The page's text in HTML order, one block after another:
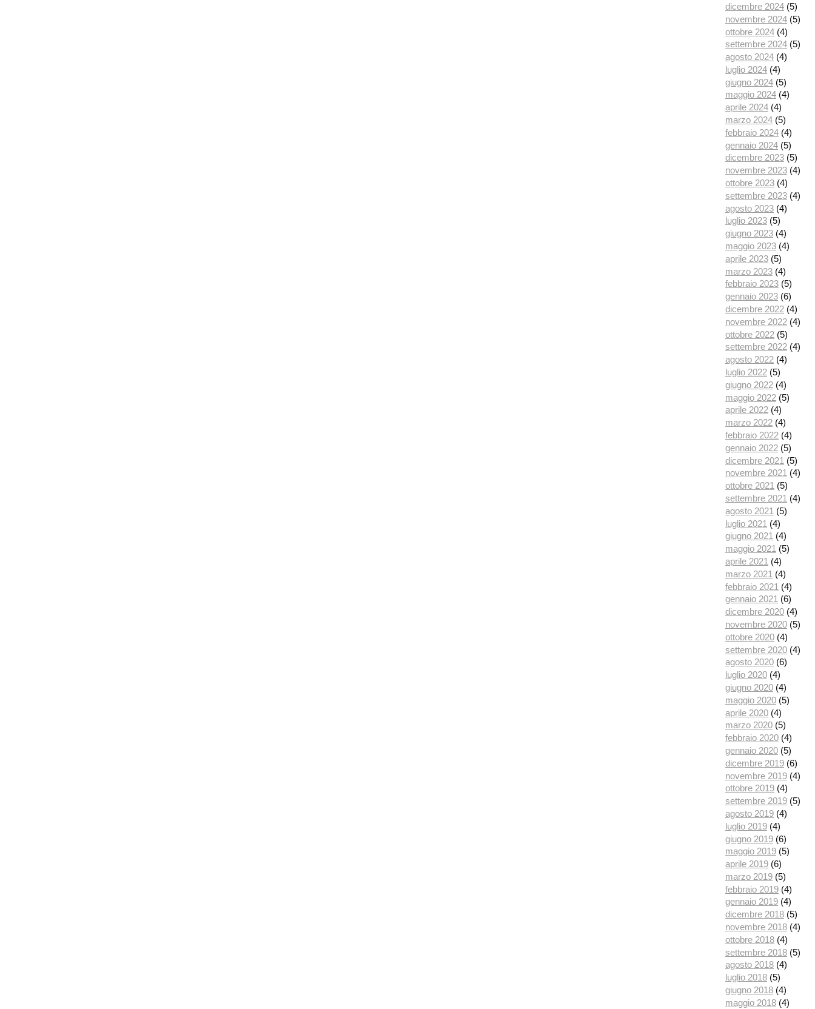
dicembre 2024 (5)
novembre 2024 (5)
ottobre 2024 (4)
settembre 2024 (5)
agosto 2024 (4)
luglio 2024 (4)
giugno 2024 (5)
maggio 2024 (4)
aprile 2024 (4)
marzo 2024 (5)
febbraio 2024 (4)
gennaio 2024 (5)
dicembre 2023 (5)
novembre 2023 (4)
ottobre 2023 (4)
settembre 2023 (4)
agosto 2023 (4)
luglio 2023 (5)
giugno 2023 (4)
maggio 2023 (4)
aprile 2023 (5)
marzo 2023 (4)
febbraio 2023 (5)
gennaio 2023 (6)
dicembre 2022 (4)
novembre 2022 (4)
ottobre 2022 (5)
settembre 2022 (4)
agosto 2022 (4)
luglio 2022 (5)
giugno 2022 (4)
maggio 2022 (5)
aprile 2022 (4)
marzo 2022 (4)
febbraio 2022 (4)
gennaio 2022 (5)
dicembre 2021 (5)
novembre 2021 (4)
ottobre 2021 (5)
settembre 2021 (4)
agosto 2021 (5)
luglio 2021 (4)
giugno 2021 (4)
maggio 2021 (5)
aprile 2021 (4)
marzo 2021 (4)
febbraio 2021 (4)
gennaio 2021 (6)
dicembre 2020 (4)
novembre 2020 (5)
ottobre 2020 (4)
settembre 2020 (4)
agosto 2020 (6)
luglio 2020 (4)
giugno 2020 (4)
maggio 2020 (5)
aprile 2020 (4)
marzo 2020 (5)
febbraio 2020 (4)
gennaio 2020 (5)
dicembre 2019 (6)
novembre 2019 (4)
ottobre 2019 (4)
settembre 2019 (5)
agosto 2019 (4)
luglio 2019 (4)
giugno 2019 (6)
maggio 2019 (5)
aprile 2019 (6)
marzo 2019 (5)
febbraio 2019 (4)
gennaio 2019 (4)
dicembre 2018 (5)
novembre 2018 (4)
ottobre 2018 (4)
settembre 2018 (5)
agosto 2018 (4)
luglio 2018 (5)
giugno 2018 (4)
maggio 2018 (4)